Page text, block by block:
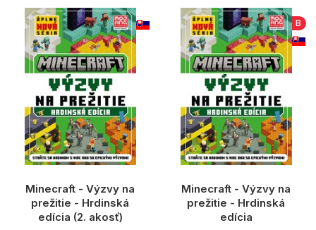
Minecraft - Výzvy na
prežitie - Hrdinská
edícia (2. akosť)
B
Minecraft - Výzvy na
prežitie - Hrdinská
edícia